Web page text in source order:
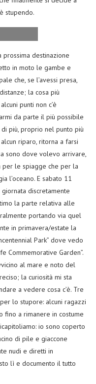
stupendo.
destinazione
in moto le gambe e
che, se l’avessi presa,
la cosa più
punti non c’è
da parte il più possibile
di più, proprio nel punto più
riparo, ritorna a farsi
sono dove volevo arrivare,
per le spiagge che per la
l’oceano. E sabato 11
discretamente
la parte relativa alle
portando via quel
in primavera/estate la
Park” dove vedo
Commemorative Garden”.
al mare e noto del
la curiosità mi sta
a vedere cosa c’è. Tre
lo stupore: alcuni ragazzi
fino a rimanere in costume
io sono coperto
di pile e giaccone
nudi e diretti in
lì e documento il tutto